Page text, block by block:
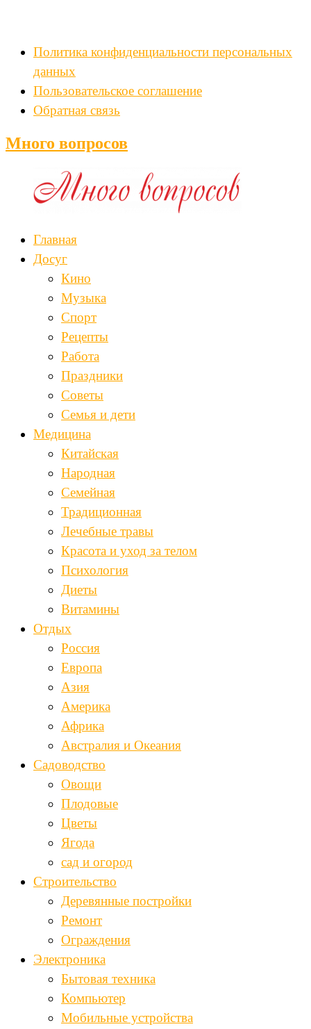
Политика конфиденциальности персональных
данных
Пользовательское соглашение
Обратная связь
Много вопросов
Главная
Досуг
Кино
Музыка
Спорт
Рецепты
Работа
Праздники
Советы
Семья и дети
Медицина
Китайская
Народная
Семейная
Традиционная
Лечебные травы
Красота и уход за телом
Психология
Диеты
Витамины
Отдых
Россия
Европа
Азия
Америка
Африка
Австралия и Океания
Садоводство
Овощи
Плодовые
Цветы
Ягода
сад и огород
Строительство
Деревянные постройки
Ремонт
Ограждения
Электроника
Бытовая техника
Компьютер
Мобильные устройства